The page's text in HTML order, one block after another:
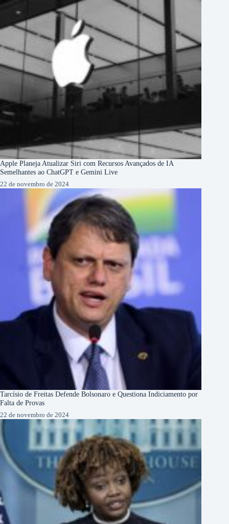
Apple Planeja Atualizar Siri com Recursos Avançados de IA
Semelhantes ao ChatGPT e Gemini Live
22 de novembro de 2024
Tarcísio de Freitas Defende Bolsonaro e Questiona Indiciamento por
Falta de Provas
22 de novembro de 2024